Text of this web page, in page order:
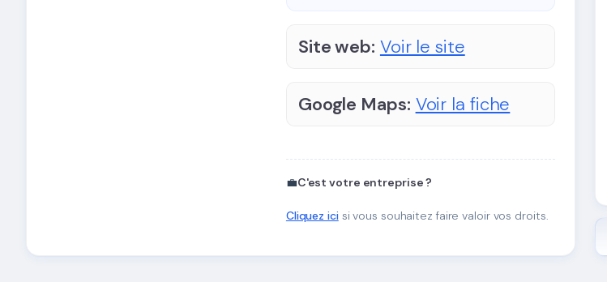
Site web: Voir le site
Google Maps: Voir la fiche
💼C'est votre entreprise ?
Cliquez icisi vous souhaitez faire valoir vos droits.